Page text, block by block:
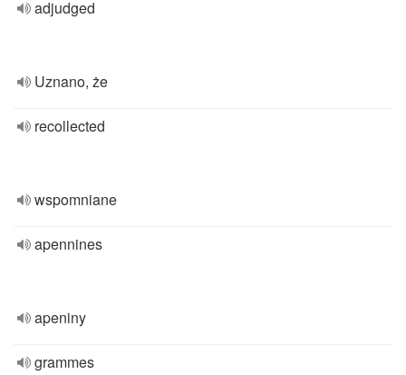
adjudged
Uznano, że
recollected
wspomniane
apennines
apeniny
grammes